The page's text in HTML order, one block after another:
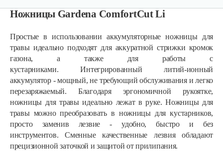
Ножницы Gardena ComfortCut Li
Простые в использовании аккумуляторные ножницы для
травы идеально подходят для аккуратной стрижки кромок
газона, а также для работы с
кустарниками. Интегрированный литий-ионный
аккумулятор - мощный, не требующий обслуживания и легко
перезаряжаемый. Благодаря эргономичной рукоятке,
ножницы для травы идеально лежат в руке. Ножницы для
травы можно преобразовать в ножницы для кустарников,
просто заменив лезвие - удобно, быстро и без
инструментов. Сменные качественные лезвия обладают
прецизионной заточкой и защитой от прилипания.
Аккумуляторные ножницы AL-KO GS…
325 руб Смотреть